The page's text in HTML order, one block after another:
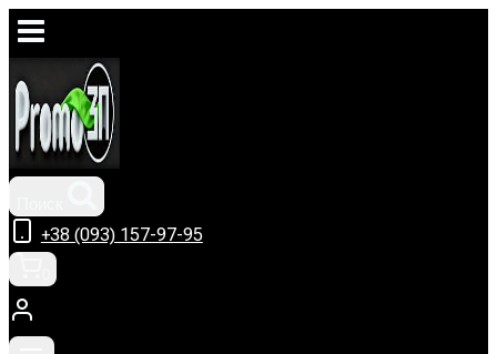
Перейти
содержимому
+38 (093) 157-97-95